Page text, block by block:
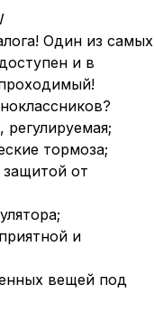
Один из самых
и в
тормоза;
от
и
вещей под